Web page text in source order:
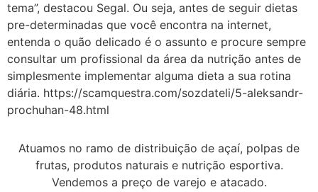
tema”, destacou Segal. Ou seja, antes de seguir dietas
pre-determinadas que você encontra na internet,
entenda o quão delicado é o assunto e procure sempre
consultar um profissional da área da nutrição antes de
simplesmente implementar alguma dieta a sua rotina
diária. https://scamquestra.com/sozdateli/5-aleksandr-
prochuhan-48.html
Atuamos no ramo de distribuição de açaí, polpas de
frutas, produtos naturais e nutrição esportiva.
Vendemos a preço de varejo e atacado.